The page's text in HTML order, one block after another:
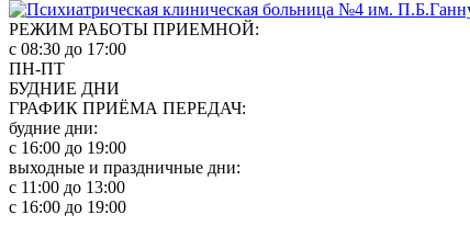
РЕЖИМ РАБОТЫ ПРИЕМНОЙ:
с 08:30 до 17:00
ПН-ПТ
БУДНИЕ ДНИ
ГРАФИК ПРИЁМА ПЕРЕДАЧ:
будние дни:
с 16:00 до 19:00
выходные и праздничные дни:
с 11:00 до 13:00
с 16:00 до 19:00